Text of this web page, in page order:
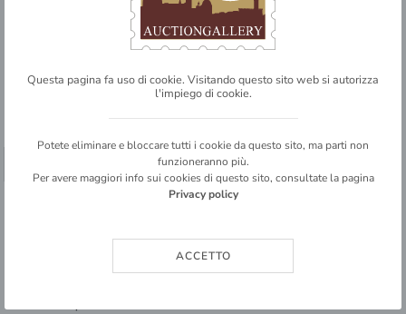
80
Antichi Stati Italiani
Stato pontificio
Questa pagina fa uso di cookie. Visitando questo sito web si autorizza
l'impiego di cookie.
Potete eliminare e bloccare tutti i cookie da questo sito, ma parti non
funzioneranno più.
Per avere maggiori info sui cookies di questo sito, consultate la pagina
Privacy policy
ACCETTO